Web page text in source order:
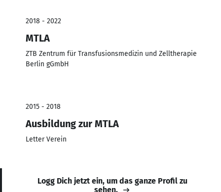
2018 - 2022
MTLA
ZTB Zentrum für Transfusionsmedizin und Zelltherapie
Berlin gGmbH
2015 - 2018
Ausbildung zur MTLA
Letter Verein
Logg Dich jetzt ein, um das ganze Profil zu
sehen.